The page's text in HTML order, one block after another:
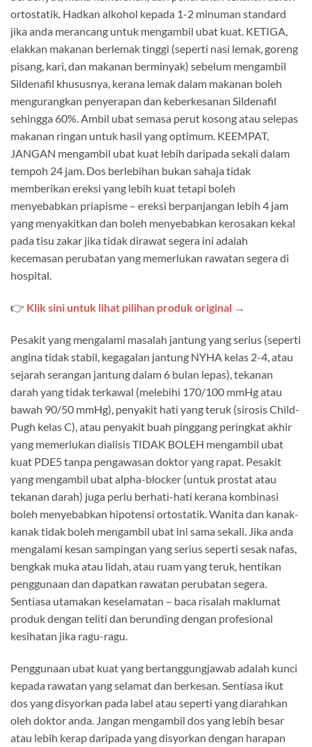
ortostatik. Hadkan alkohol kepada 1-2 minuman standard
jika anda merancang untuk mengambil ubat kuat. KETIGA,
elakkan makanan berlemak tinggi (seperti nasi lemak, goreng
pisang, kari, dan makanan berminyak) sebelum mengambil
Sildenafil khususnya, kerana lemak dalam makanan boleh
mengurangkan penyerapan dan keberkesanan Sildenafil
sehingga 60%. Ambil ubat semasa perut kosong atau selepas
makanan ringan untuk hasil yang optimum. KEEMPAT,
JANGAN mengambil ubat kuat lebih daripada sekali dalam
tempoh 24 jam. Dos berlebihan bukan sahaja tidak
memberikan ereksi yang lebih kuat tetapi boleh
menyebabkan priapisme – ereksi berpanjangan lebih 4 jam
yang menyakitkan dan boleh menyebabkan kerosakan kekal
pada tisu zakar jika tidak dirawat segera ini adalah
kecemasan perubatan yang memerlukan rawatan segera di
hospital.
👉 Klik sini untuk lihat pilihan produk original →
Pesakit yang mengalami masalah jantung yang serius (seperti
angina tidak stabil, kegagalan jantung NYHA kelas 2-4, atau
sejarah serangan jantung dalam 6 bulan lepas), tekanan
darah yang tidak terkawal (melebihi 170/100 mmHg atau
bawah 90/50 mmHg), penyakit hati yang teruk (sirosis Child-
Pugh kelas C), atau penyakit buah pinggang peringkat akhir
yang memerlukan dialisis TIDAK BOLEH mengambil ubat
kuat PDE5 tanpa pengawasan doktor yang rapat. Pesakit
yang mengambil ubat alpha-blocker (untuk prostat atau
tekanan darah) juga perlu berhati-hati kerana kombinasi
boleh menyebabkan hipotensi ortostatik. Wanita dan kanak-
kanak tidak boleh mengambil ubat ini sama sekali. Jika anda
mengalami kesan sampingan yang serius seperti sesak nafas,
bengkak muka atau lidah, atau ruam yang teruk, hentikan
penggunaan dan dapatkan rawatan perubatan segera.
Sentiasa utamakan keselamatan – baca risalah maklumat
produk dengan teliti dan berunding dengan profesional
kesihatan jika ragu-ragu.
Penggunaan ubat kuat yang bertanggungjawab adalah kunci
kepada rawatan yang selamat dan berkesan. Sentiasa ikut
dos yang disyorkan pada label atau seperti yang diarahkan
oleh doktor anda. Jangan mengambil dos yang lebih besar
atau lebih kerap daripada yang disyorkan dengan harapan